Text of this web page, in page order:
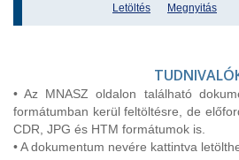
Letöltés Megnyitás
• Az MNASZ oldalon található
formátumban kerül feltöltésre, de
CDR, JPG és HTM formátumok is.
• A dokumentum nevére kattintva